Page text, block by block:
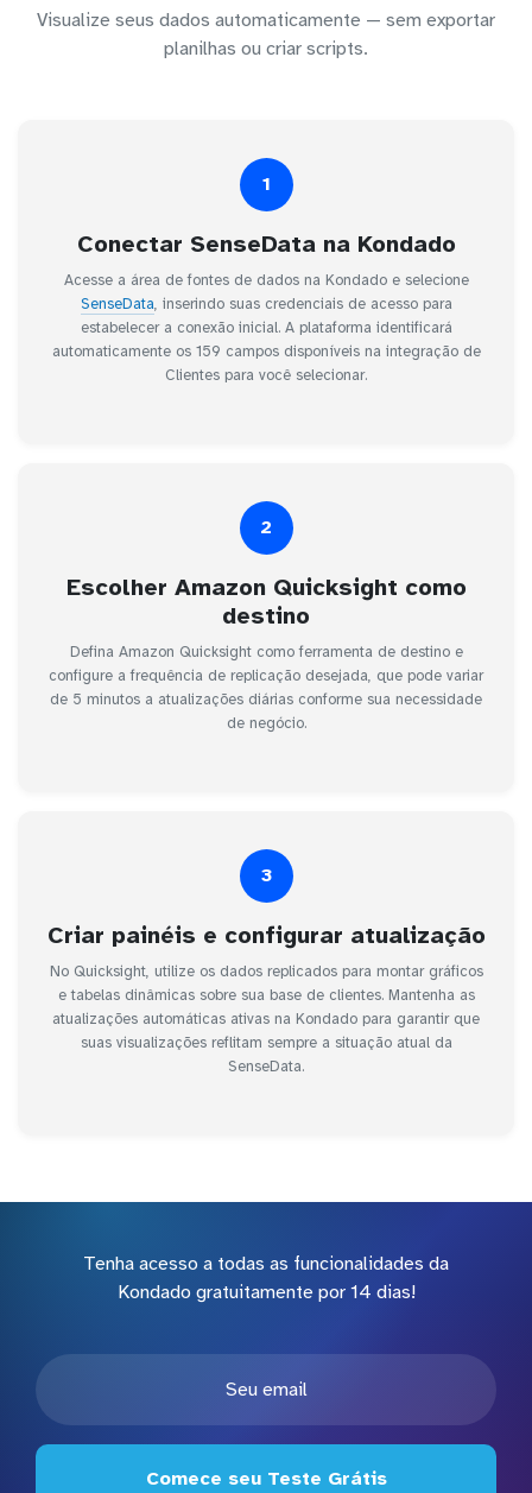
Visualize seus dados automaticamente — sem exportar
planilhas ou criar scripts.
1
Conectar SenseData na Kondado
Acesse a área de fontes de dados na Kondado e selecione
SenseData, inserindo suas credenciais de acesso para
estabelecer a conexão inicial. A plataforma identificará
automaticamente os 159 campos disponíveis na integração de
Clientes para você selecionar.
2
Escolher Amazon Quicksight como
destino
Defina Amazon Quicksight como ferramenta de destino e
configure a frequência de replicação desejada, que pode variar
de 5 minutos a atualizações diárias conforme sua necessidade
de negócio.
3
Criar painéis e configurar atualização
No Quicksight, utilize os dados replicados para montar gráficos
e tabelas dinâmicas sobre sua base de clientes. Mantenha as
atualizações automáticas ativas na Kondado para garantir que
suas visualizações reflitam sempre a situação atual da
SenseData.
Tenha acesso a todas as funcionalidades da
Kondado gratuitamente por 14 dias!
Comece seu Teste Grátis